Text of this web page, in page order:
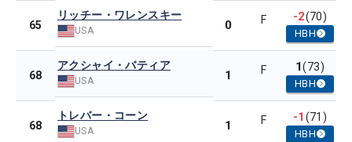
65
リッチー・ワレンスキー
USA 0 F -2(70)
HBH
68
アクシャイ・バティア
USA 1 F 1(73)
HBH
68
トレバー・コーン
USA 1 F -1(71)
HBH